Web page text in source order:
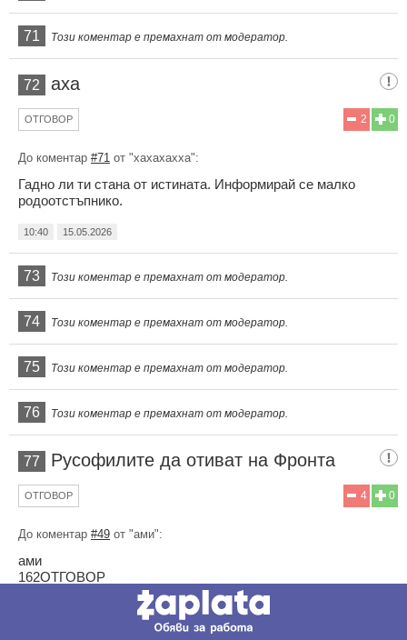
71 Този коментар е премахнат от модератор.
72 аха
0
2
ОТГОВОР
До коментар #71 от "хахахахха":
Гадно ли ти стана от истината. Информирай се малко
родоотстъпнико.
10:40 15.05.2026
73 Този коментар е премахнат от модератор.
74 Този коментар е премахнат от модератор.
75 Този коментар е премахнат от модератор.
76 Този коментар е премахнат от модератор.
77 Русофилите да отиват на Фронта
0
4
ОТГОВОР
До коментар #49 от "ами":
ами
162ОТГОВОР
До коментар 46 от "Демократ2":
я веднага всички партньори и приятели на украина да